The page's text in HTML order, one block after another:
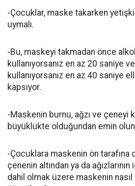
-Çocuklar, maske takarken
uymalı.
-Bu, maskeyi takmadan önce
kullanıyorsanız en az 20 saniye
kullanıyorsanız en az 40 saniye
kapsıyor.
-Maskenin burnu, ağzı ve çeneyi
büyüklükte olduğundan emin
-Çocuklara maskenin ön tarafına
çenenin altından ya da
dahil olmak üzere maskenin nasıl